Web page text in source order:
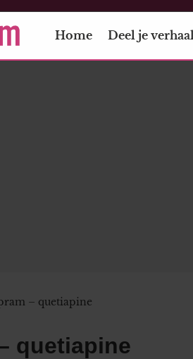
Home Deel je
– quetiapine
quetiapine